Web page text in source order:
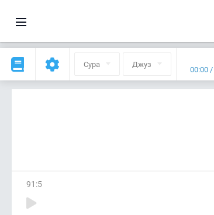
Сура Джуз 00:00 /
91 :5